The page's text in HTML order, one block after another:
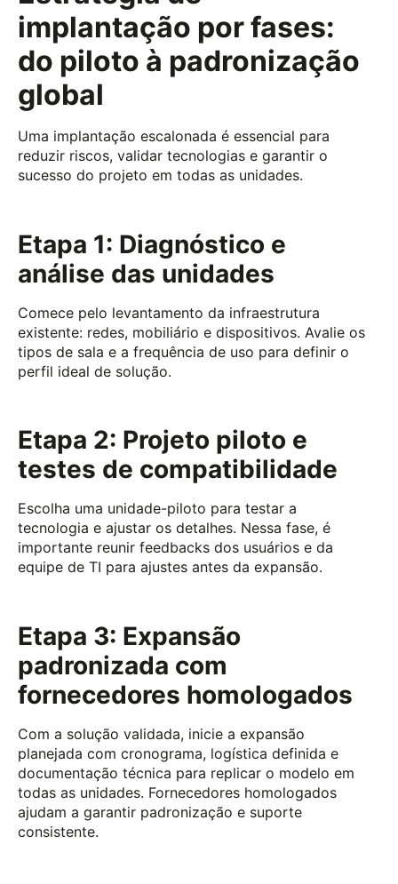
implantação por fases:
do piloto à padronização
global
Uma implantação escalonada é essencial para
reduzir riscos, validar tecnologias e garantir o
sucesso do projeto em todas as unidades.
Etapa 1: Diagnóstico e
análise das unidades
Comece pelo levantamento da infraestrutura
existente: redes, mobiliário e dispositivos. Avalie os
tipos de sala e a frequência de uso para definir o
perfil ideal de solução.
Etapa 2: Projeto piloto e
testes de compatibilidade
Escolha uma unidade-piloto para testar a
tecnologia e ajustar os detalhes. Nessa fase, é
importante reunir feedbacks dos usuários e da
equipe de TI para ajustes antes da expansão.
Etapa 3: Expansão
padronizada com
fornecedores homologados
Com a solução validada, inicie a expansão
planejada com cronograma, logística definida e
documentação técnica para replicar o modelo em
todas as unidades. Fornecedores homologados
ajudam a garantir padronização e suporte
consistente.